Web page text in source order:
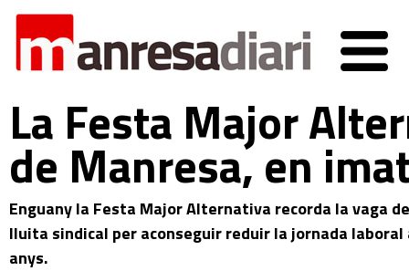
La Festa Major
de Manresa, en
Enguany la Festa Major Alternativa recorda la vaga
lluita sindical per aconseguir reduir la jornada
anys.